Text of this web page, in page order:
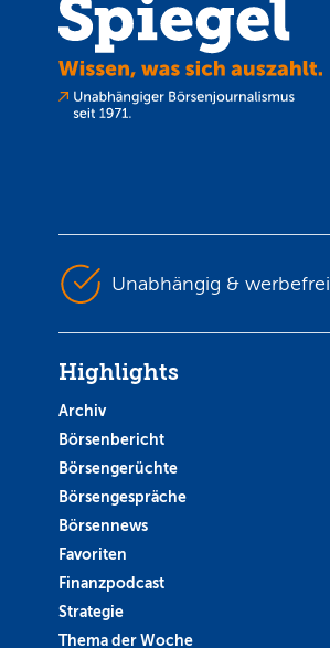
Unabhängig & werbefrei
Highlights
Archiv
Börsenbericht
Börsengerüchte
Börsengespräche
Börsennews
Favoriten
Finanzpodcast
Strategie
Thema der Woche